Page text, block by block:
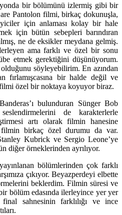
bir bölümünü izlermiş gibi bir
Pantolon filmi, birkaç dokunuşla,
için anlaması kolay bir hale
için bütün sebepleri barındıran
ne de eksikler meydana gelmiş.
ama farklı ve özel bir sonu
etmek gerektiğini düşünüyorum.
söyleyebilirim. En azından
fırlamışcasına bir halde değil ve
özel bir noktaya koyuyor biraz.
bulunduran Sünger Bob
de karakterlerle
artı olarak filmin hanesine
filmin birkaç özel durumu da var.
Kubrick ve Sergio Leone’ye
diğer örneklerinden ayrılıyor.
bölümlerinden çok farklı
çıkıyor. Beyazperdeyi elbette
beklerdim. Filmin süresi ve
bölüm edasında ilerleyince yer yer
sahnesinin farklılığı ve ince